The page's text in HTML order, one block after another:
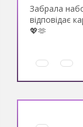
Забрала
відповідає
💖🫶